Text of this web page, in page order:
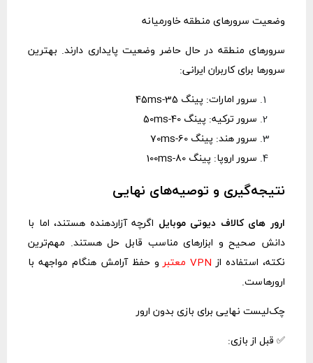
وضعیت سرورهای منطقه خاورمیانه
سرورهای منطقه در حال حاضر وضعیت پایداری دارند. بهترین
سرورها برای کاربران ایرانی:
سرور امارات: پینگ 35-45ms
سرور ترکیه: پینگ 40-50ms
سرور هند: پینگ 60-70ms
سرور اروپا: پینگ 80-100ms
نتیجه‌گیری و توصیه‌های نهایی
ارور های کالاف دیوتی موبایل اگرچه آزاردهنده هستند، اما با
دانش صحیح و ابزارهای مناسب قابل حل هستند. مهم‌ترین
نکته، استفاده از VPN معتبر
و حفظ آرامش هنگام مواجهه با
ارورهاست.
چک‌لیست نهایی برای بازی بدون ارور
✅ قبل از بازی: